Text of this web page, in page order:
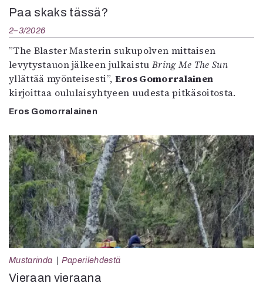
Paa skaks tässä?
2–3/2026
”The Blaster Masterin sukupolven mittaisen
levytystauon jälkeen julkaistu Bring Me The Sun
yllättää myönteisesti”, Eros Gomorralainen
kirjoittaa oululaisyhtyeen uudesta pitkäsoitosta.
Eros Gomorralainen
Mustarinda Paperilehdestä
Vieraan vieraana